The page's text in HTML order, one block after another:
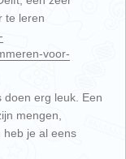
te leren
voor-
doen erg leuk. Een
mengen,
heb je al eens